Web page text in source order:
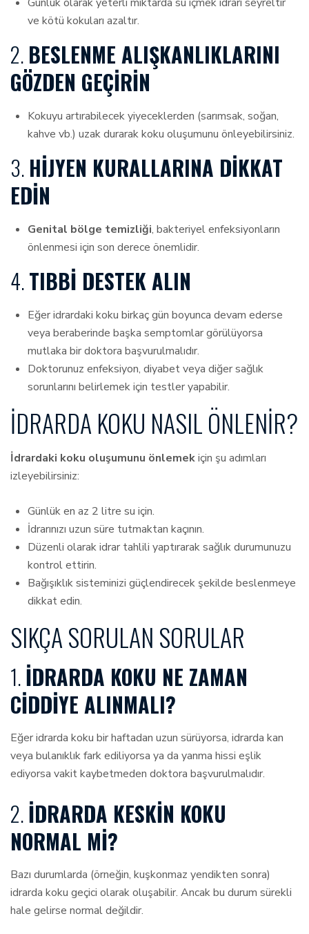
ve kötü kokuları azaltır.
2. BESLENME ALIŞKANLIKLARINI
GÖZDEN GEÇIRIN
Kokuyu artırabilecek yiyeceklerden (sarımsak, soğan,
kahve vb.) uzak durarak koku oluşumunu önleyebilirsiniz.
3. HIJYEN KURALLARINA DIKKAT
EDIN
Genital bölge temizliği, bakteriyel enfeksiyonların
önlenmesi için son derece önemlidir.
4.TIBBI DESTEK ALIN
Eğer idrardaki koku birkaç gün boyunca devam ederse
veya beraberinde başka semptomlar görülüyorsa
mutlaka bir doktora başvurulmalıdır.
Doktorunuz enfeksiyon, diyabet veya diğer sağlık
sorunlarını belirlemek için testler yapabilir.
İDRARDA KOKU NASIL ÖNLENIR?
İdrardaki koku oluşumunu önlemekiçin şu adımları
izleyebilirsiniz:
Günlük en az 2 litre su için.
İdrarınızı uzun süre tutmaktan kaçının.
Düzenli olarak idrar tahlili yaptırarak sağlık durumunuzu
kontrol ettirin.
Bağışıklık sisteminizi güçlendirecek şekilde beslenmeye
dikkat edin.
SIKÇA SORULAN SORULAR
1.İDRARDA KOKU NE ZAMAN
CIDDIYE ALINMALI?
Eğer idrarda koku bir haftadan uzun sürüyorsa, idrarda kan
veya bulanıklık fark ediliyorsa ya da yanma hissi eşlik
ediyorsa vakit kaybetmeden doktora başvurulmalıdır.
2.İDRARDA KESKIN KOKU
NORMAL MI?
Bazı durumlarda (örneğin, kuşkonmaz yendikten sonra)
idrarda koku geçici olarak oluşabilir. Ancak bu durum sürekli
hale gelirse normal değildir.